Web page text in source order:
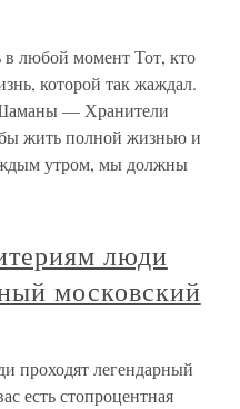
в любой момент Тот, кто
которой так жаждал.
— Хранители
жить полной жизнью и
утром, мы должны
люди
московский
проходят легендарный
есть стопроцентная